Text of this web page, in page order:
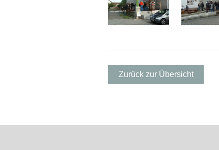
Zurück zur Übersicht